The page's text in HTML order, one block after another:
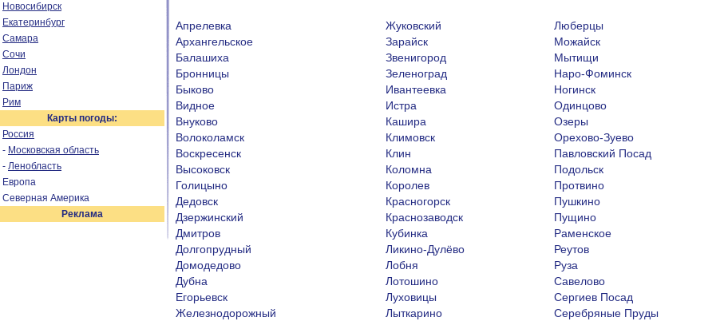
Новосибирск
Екатеринбург
Самара
Сочи
Лондон
Париж
Рим
Карты погоды:
Россия
- Московская область
- Ленобласть
Европа
Северная Америка
Реклама
Апрелевка
Архангельское
Балашиха
Бронницы
Быково
Видное
Внуково
Волоколамск
Воскресенск
Высоковск
Голицыно
Дедовск
Дзержинский
Дмитров
Долгопрудный
Домодедово
Дубна
Егорьевск
Железнодорожный
Жуковский
Зарайск
Звенигород
Зеленоград
Ивантеевка
Истра
Кашира
Климовск
Клин
Коломна
Королев
Красногорск
Краснозаводск
Кубинка
Ликино-Дулёво
Лобня
Лотошино
Луховицы
Лыткарино
Люберцы
Можайск
Мытищи
Наро-Фоминск
Ногинск
Одинцово
Озеры
Орехово-Зуево
Павловский Посад
Подольск
Протвино
Пушкино
Пущино
Раменское
Реутов
Руза
Савелово
Сергиев Посад
Серебряные Пруды